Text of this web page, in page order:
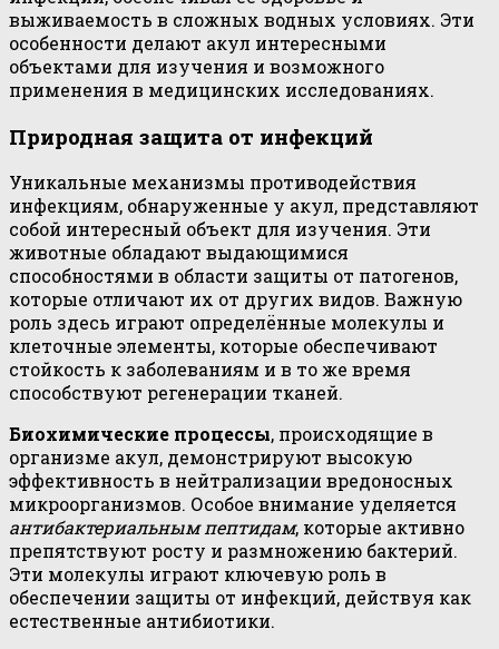
выживаемость в сложных водных условиях. Эти
особенности делают акул интересными
объектами для изучения и возможного
применения в медицинских исследованиях.
Природная защита от инфекций
Уникальные механизмы противодействия
инфекциям, обнаруженные у акул, представляют
собой интересный объект для изучения. Эти
животные обладают выдающимися
способностями в области защиты от патогенов,
которые отличают их от других видов. Важную
роль здесь играют определённые молекулы и
клеточные элементы, которые обеспечивают
стойкость к заболеваниям и в то же время
способствуют регенерации тканей.
Биохимические процессы, происходящие в
организме акул, демонстрируют высокую
эффективность в нейтрализации вредоносных
микроорганизмов. Особое внимание уделяется
антибактериальным пептидам, которые активно
препятствуют росту и размножению бактерий.
Эти молекулы играют ключевую роль в
обеспечении защиты от инфекций, действуя как
естественные антибиотики.